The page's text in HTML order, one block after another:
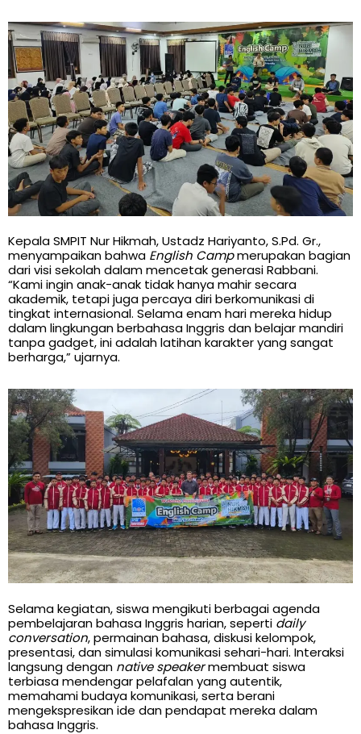
Kepala SMPIT Nur Hikmah, Ustadz Hariyanto, S.Pd. Gr.,
menyampaikan bahwa English Campmerupakan bagian
dari visi sekolah dalam mencetak generasi Rabbani.
“Kami ingin anak-anak tidak hanya mahir secara
akademik, tetapi juga percaya diri berkomunikasi di
tingkat internasional. Selama enam hari mereka hidup
dalam lingkungan berbahasa Inggris dan belajar mandiri
tanpa gadget, ini adalah latihan karakter yang sangat
berharga,” ujarnya.
Selama kegiatan, siswa mengikuti berbagai agenda
pembelajaran bahasa Inggris harian, seperti daily
conversation, permainan bahasa, diskusi kelompok,
presentasi, dan simulasi komunikasi sehari-hari. Interaksi
langsung dengan native speakermembuat siswa
terbiasa mendengar pelafalan yang autentik,
memahami budaya komunikasi, serta berani
mengekspresikan ide dan pendapat mereka dalam
bahasa Inggris.